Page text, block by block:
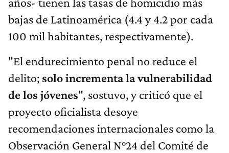
bajas de Latinoamérica (4.4 y 4.2 por cada
100 mil habitantes, respectivamente).
"El endurecimiento penal no reduce el
delito; solo incrementa la vulnerabilidad
de los jóvenes", sostuvo, y criticó que el
proyecto oficialista desoye
recomendaciones internacionales como la
Observación General N°24 del Comité de